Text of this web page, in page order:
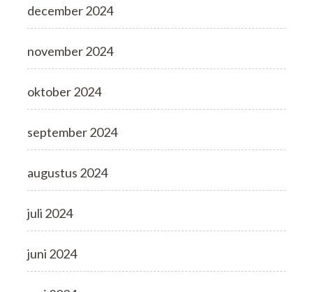
december 2024
november 2024
oktober 2024
september 2024
augustus 2024
juli 2024
juni 2024